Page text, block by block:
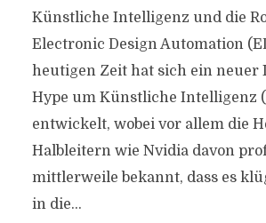
Künstliche Intelligenz und die
Electronic Design Automation
heutigen Zeit hat sich ein neuer
Hype um Künstliche Intelligenz
entwickelt, wobei vor allem die
Halbleitern wie Nvidia davon
mittlerweile bekannt, dass es
in die...